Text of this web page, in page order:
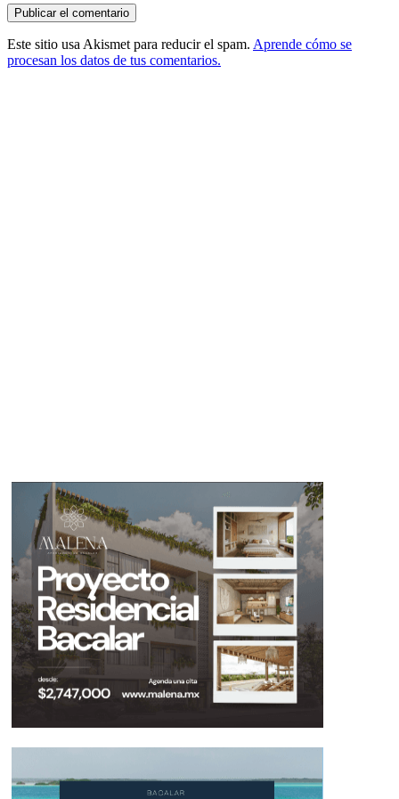
Este sitio usa Akismet para reducir el spam. Aprende cómo se
procesan los datos de tus comentarios.